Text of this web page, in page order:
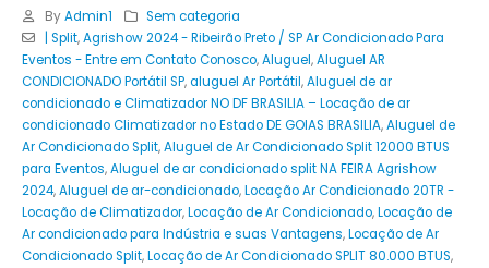
By Admin1
Sem categoria
| Split,Agrishow 2024 - Ribeirão Preto / SP Ar Condicionado Para
Eventos - Entre em Contato Conosco,Aluguel,Aluguel AR
CONDICIONADO Portátil SP,aluguel Ar Portátil,Aluguel de ar
condicionado e Climatizador NO DF BRASILIA – Locação de ar
condicionado Climatizador no Estado DE GOIAS BRASILIA,Aluguel de
Ar Condicionado Split,Aluguel de Ar Condicionado Split 12000 BTUS
para Eventos,Aluguel de ar condicionado split NA FEIRA Agrishow
2024,Aluguel de ar-condicionado,Locação Ar Condicionado 20TR -
Locação de Climatizador,Locação de Ar Condicionado,Locação de
Ar condicionado para Indústria e suas Vantagens,Locação de Ar
Condicionado Split,Locação de Ar Condicionado SPLIT 80.000 BTUS,